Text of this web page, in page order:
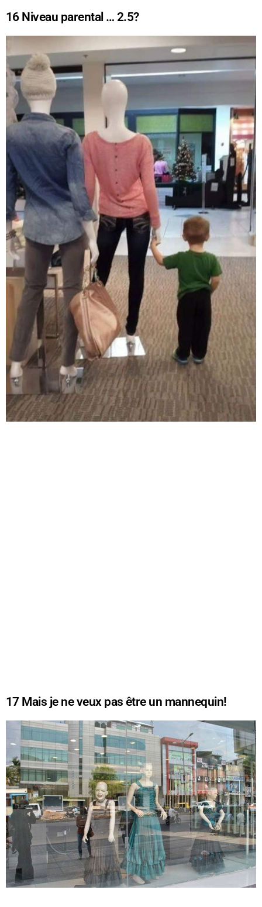
16 Niveau parental … 2.5?
17 Mais je ne veux pas être un mannequin!